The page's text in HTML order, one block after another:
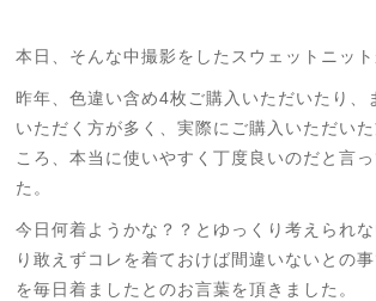
本日、そんな中撮影をしたスウェットニット
昨年、色違い含め4枚ご購入いただいたり、
いただく方が多く、実際にご購入いただい
ころ、本当に使いやすく丁度良いのだと言
た。
今日何着ようかな？？とゆっくり考えられ
り敢えずコレを着ておけば間違いないとの
を毎日着ましたとのお言葉を頂きました。